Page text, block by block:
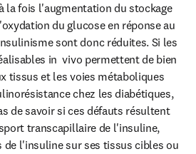
la fois l'augmentation du stockage
du glucose en réponse au
sont donc réduites. Si les
in  vivo permettent de bien
tissus et les voies métaboliques
chez les diabétiques,
de savoir si ces défauts résultent
transcapillaire de l'insuline,
de l'insuline sur ses tissus cibles ou